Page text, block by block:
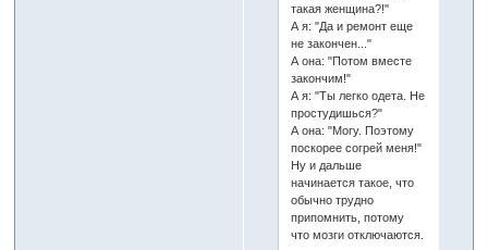
такая женщина?!"
А я: "Да и ремонт еще
не закончен..."
А она: "Потом вместе
закончим!"
А я: "Ты легко одета. Не
простудишься?"
А она: "Могу. Поэтому
поскорее согрей меня!"
Ну и дальше
начинается такое, что
обычно трудно
припомнить, потому
что мозги отключаются.